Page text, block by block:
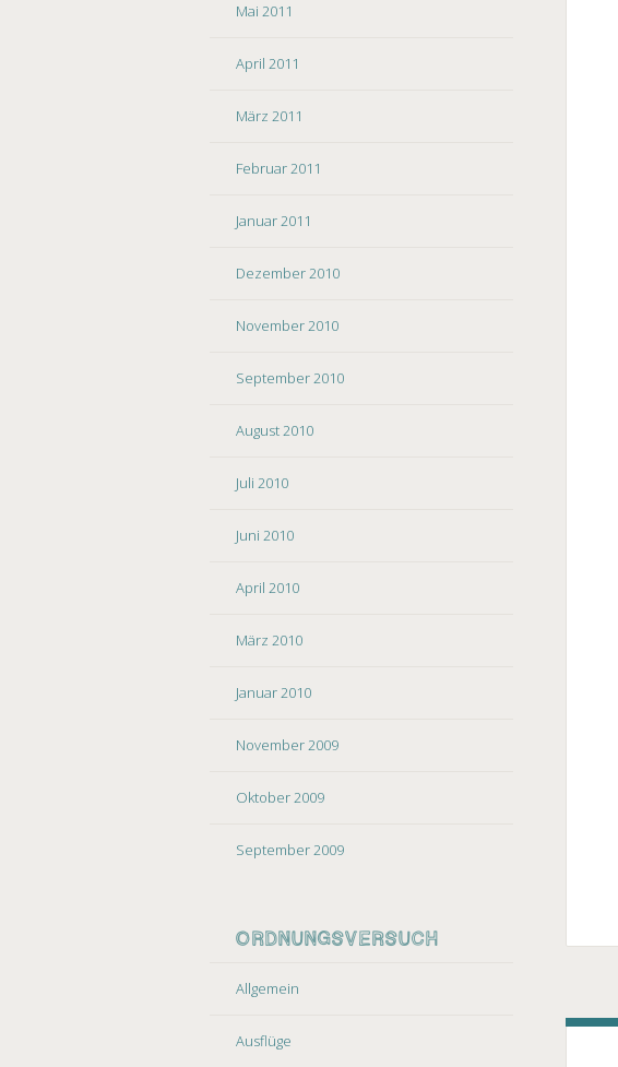
Mai 2011
April 2011
März 2011
Februar 2011
Januar 2011
Dezember 2010
November 2010
September 2010
August 2010
Juli 2010
Juni 2010
April 2010
März 2010
Januar 2010
November 2009
Oktober 2009
September 2009
ORDNUNGSVERSUCH
Allgemein
Ausflüge